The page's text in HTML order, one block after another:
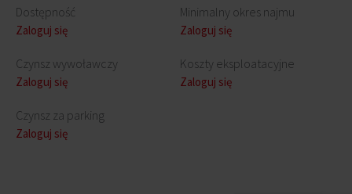
Dostępność
Zaloguj się
Czynsz wywoławczy
Zaloguj się
Czynsz za parking
Zaloguj się
Minimalny okres najmu
Zaloguj się
Koszty eksploatacyjne
Zaloguj się